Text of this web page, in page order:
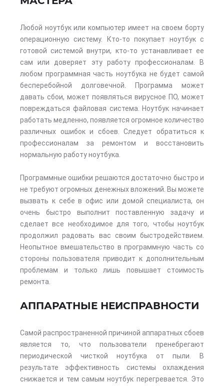
Любой ноутбук или компьютер имеет на своем борту
операционную систему. Кто-то покупает ноутбук с
готовой системой внутри, кто-то устанавливает ее
сам или доверяет эту работу профессионалам. В
любом программная часть ноутбука не будет самой
бесперебойной долговечной. Программа может
давать сбои, может появляться вирусное ПО, может
повреждаться файловая система. Ноутбук начинает
работать медленно, появляется огромное количество
различных ошибок и сбоев. Следует обратиться к
профессионалам за ремонтом и восстановить
нормальную работу ноутбука.
Программные ошибки решаются достаточно быстро и
не требуют огромных денежных вложений. Вы можете
вызвать к себе в офис или домой специалиста, он
очень быстро выполнит поставленную задачу и
сделает все необходимое для того, чтобы ноутбук
продолжил радовать вас своим быстродействием.
Неопытное вмешательство в программную часть со
стороны пользователя приводит к дополнительным
проблемам и только лишь повышает стоимость
ремонта.
АППАРАТНЫЕ НЕИСПРАВНОСТИ
Самой распространенной причиной аппаратных сбоев
является то, что пользователи пренебрегают
периодической чисткой ноутбука от пыли. В
результате эффективность системы охлаждения
снижается и тем самым ноутбук перегревается. Это